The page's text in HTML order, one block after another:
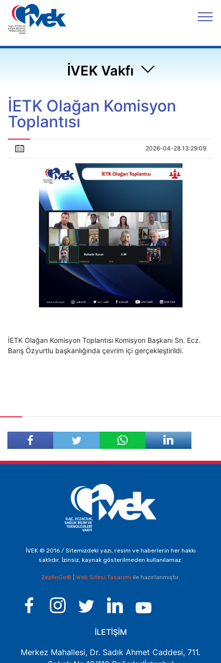
İVEK Vakfı
İETK Olağan Komisyon
Toplantısı
2026-04-28 13:29:09
İETK Olağan Komisyon Toplantısı Komisyon Başkanı Sn. Ecz.
Barış Özyurtlu başkanlığında çevrim içi gerçekleştirildi.
İVEK © 2016 / Sitemizdeki yazı, resim ve haberlerin her hakkı
saklıdır. İzinsiz, kaynak gösterilmeden kullanılamaz.
ZeplinGo® Web Sitesi Tasarımı ile hazırlanmıştır.
İLETİŞİM
Merkez Mahallesi, Dr. Sadık Ahmet Caddesi, 711.